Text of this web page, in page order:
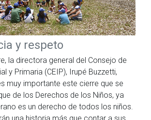
y respeto
la directora general del Consejo de
y Primaria (CEIP), Irupé Buzzetti,
muy importante este cierre que se
de los Derechos de los Niños, ya
es un derecho de todos los niños.